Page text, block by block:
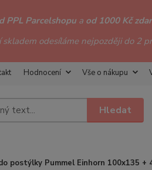
PPL Parcelshopua od 1000 Kč
skladem odesíláme nejpozději do 2
Hodnocení Vše o nákupu
Hledat
postýlky Pummel Einhorn 100x135 +